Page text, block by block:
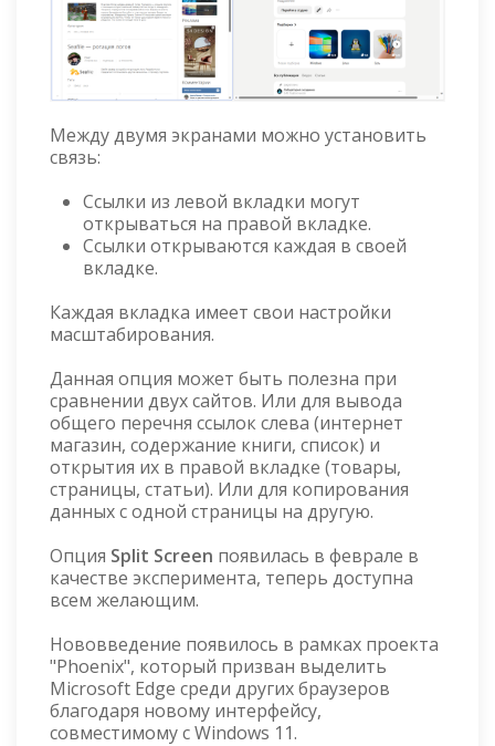
Между двумя экранами можно установить
связь:
Ссылки из левой вкладки могут
открываться на правой вкладке.
Ссылки открываются каждая в своей
вкладке.
Каждая вкладка имеет свои настройки
масштабирования.
Данная опция может быть полезна при
сравнении двух сайтов. Или для вывода
общего перечня ссылок слева (интернет
магазин, содержание книги, список) и
открытия их в правой вкладке (товары,
страницы, статьи). Или для копирования
данных с одной страницы на другую.
Опция Split Screen появилась в феврале в
качестве эксперимента, теперь доступна
всем желающим.
Нововведение появилось в рамках проекта
"Phoenix", который призван выделить
Microsoft Edge среди других браузеров
благодаря новому интерфейсу,
совместимому с Windows 11.